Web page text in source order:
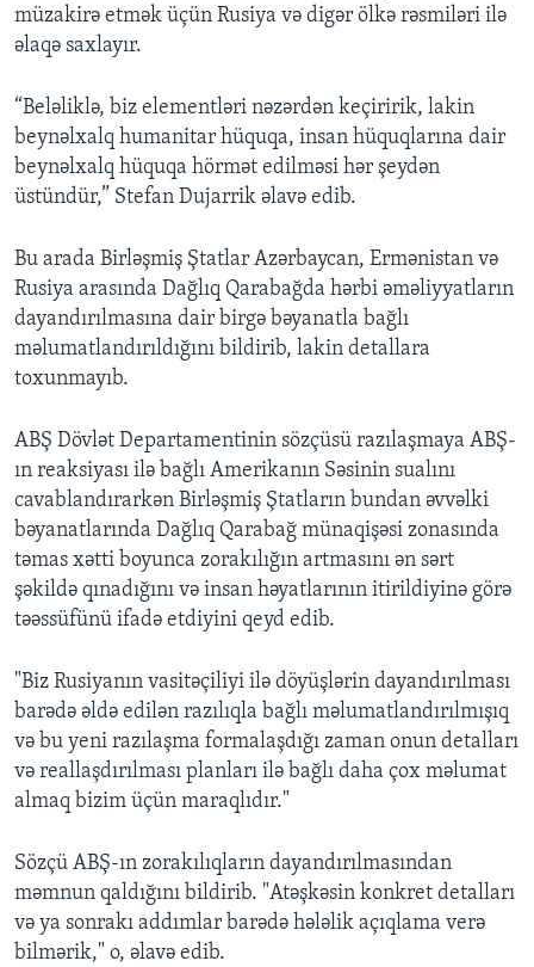
müzakirə etmək üçün Rusiya və digər ölkə rəsmiləri ilə
əlaqə saxlayır.
“Beləliklə, biz elementləri nəzərdən keçiririk, lakin
beynəlxalq humanitar hüquqa, insan hüquqlarına dair
beynəlxalq hüquqa hörmət edilməsi hər şeydən
üstündür,” Stefan Dujarrik əlavə edib.
Bu arada Birləşmiş Ştatlar Azərbaycan, Ermənistan və
Rusiya arasında Dağlıq Qarabağda hərbi əməliyyatların
dayandırılmasına dair birgə bəyanatla bağlı
məlumatlandırıldığını bildirib, lakin detallara
toxunmayıb.
ABŞ Dövlət Departamentinin sözçüsü razılaşmaya ABŞ-
ın reaksiyası ilə bağlı Amerikanın Səsinin sualını
cavablandırarkən Birləşmiş Ştatların bundan əvvəlki
bəyanatlarında Dağlıq Qarabağ münaqişəsi zonasında
təmas xətti boyunca zorakılığın artmasını ən sərt
şəkildə qınadığını və insan həyatlarının itirildiyinə görə
təəssüfünü ifadə etdiyini qeyd edib.
"Biz Rusiyanın vasitəçiliyi ilə döyüşlərin dayandırılması
barədə əldə edilən razılıqla bağlı məlumatlandırılmışıq
və bu yeni razılaşma formalaşdığı zaman onun detalları
və reallaşdırılması planları ilə bağlı daha çox məlumat
almaq bizim üçün maraqlıdır."
Sözçü ABŞ-ın zorakılıqların dayandırılmasından
məmnun qaldığını bildirib. "Atəşkəsin konkret detalları
və ya sonrakı addımlar barədə hələlik açıqlama verə
bilmərik," o, əlavə edib.